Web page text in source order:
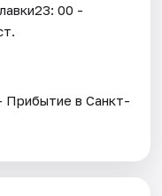
00 -
Прибытие в Санкт-